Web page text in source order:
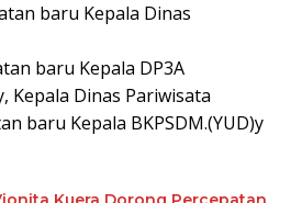
baru Kepala Dinas
baru Kepala DP3A
Kepala Dinas Pariwisata
baru Kepala BKPSDM.(YUD)y